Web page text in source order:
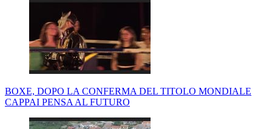
BOXE, DOPO LA CONFERMA DEL TITOLO MONDIALE
CAPPAI PENSA AL FUTURO